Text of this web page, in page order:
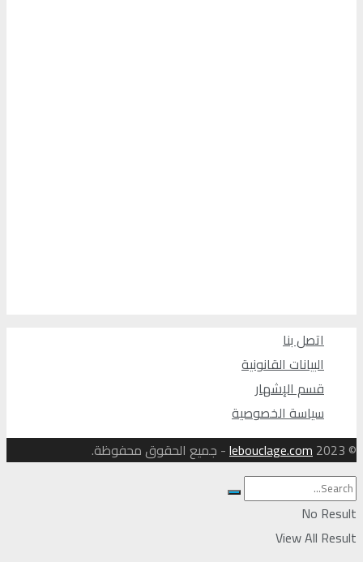
اتصل بنا
البيانات القانونية
قسم الإشهار
سياسة الخصوصية
© 2023
lebouclage.com- جميع الحقوق محفوظة.
No Result
View All Result